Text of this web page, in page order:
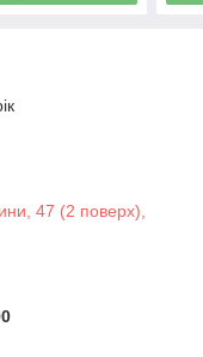
47 (2 поверх),